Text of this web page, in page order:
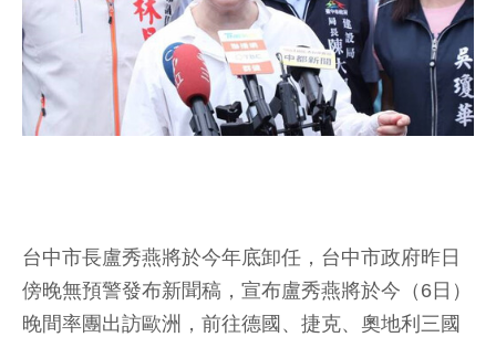
台中市長盧秀燕將於今年底卸任，台中市政府昨日
傍晚無預警發布新聞稿，宣布盧秀燕將於今（6日）
晚間率團出訪歐洲，前往德國、捷克、奧地利三國